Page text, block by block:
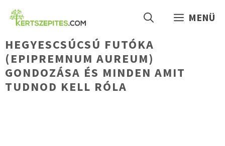
Kilépés
MENÜ
HEGYESCSÚCSÚ FUTÓKA
(EPIPREMNUM AUREUM)
GONDOZÁSA ÉS MINDEN AMIT
TUDNOD KELL RÓLA